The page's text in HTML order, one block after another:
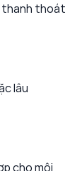
thanh thoát
lâu
cho môi